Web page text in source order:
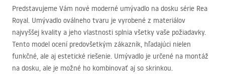
Predstavujeme Vám nové moderné umývadlo na dosku série Rea
Royal. Umývadlo oválneho tvaru je vyrobené z materiálov
najvyššej kvality a jeho vlastnosti splnia všetky vaše požiadavky.
Tento model ocení predovšetkým zákazník, hľadajúci nielen
funkčné, ale aj estetické riešenie. Umývadlo je určené na montáž
na dosku, ale je možné ho kombinovať aj so skrinkou.